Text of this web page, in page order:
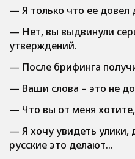
— Я только что ее довел
— Нет, вы выдвинули
утверждений.
— После брифинга
— Ваши слова – это не
— Что вы от меня
— Я хочу увидеть
русские это делают…